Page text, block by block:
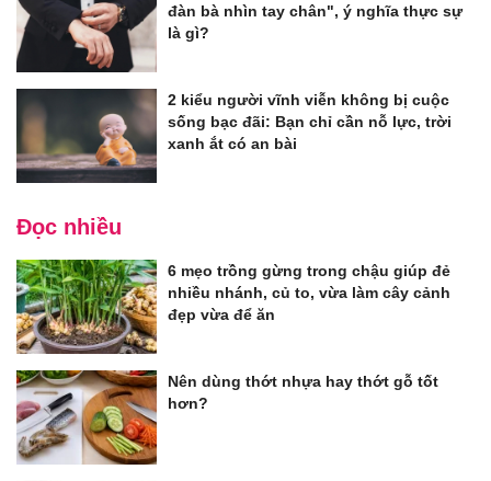
đàn bà nhìn tay chân", ý nghĩa thực sự
là gì?
2 kiểu người vĩnh viễn không bị cuộc
sống bạc đãi: Bạn chỉ cần nỗ lực, trời
xanh ắt có an bài
Đọc nhiều
6 mẹo trồng gừng trong chậu giúp đẻ
nhiều nhánh, củ to, vừa làm cây cảnh
đẹp vừa để ăn
Nên dùng thớt nhựa hay thớt gỗ tốt
hơn?